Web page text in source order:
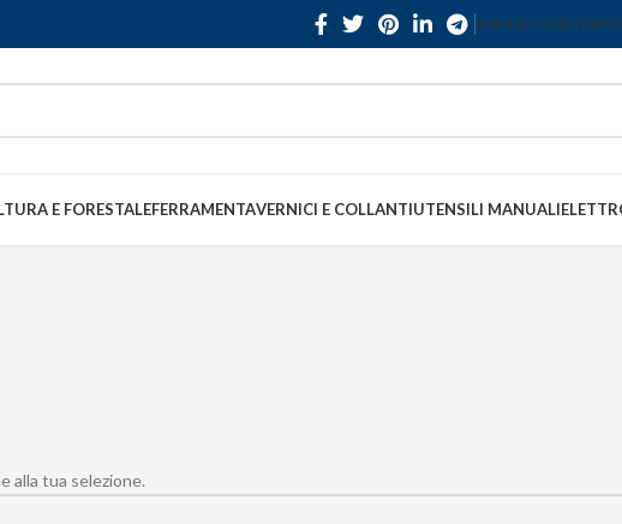
SERVIZIO CLIENTI
E FORESTALEFERRAMENTAVERNICI E COLLANTIUTENSILI MANUALI
alla tua selezione.